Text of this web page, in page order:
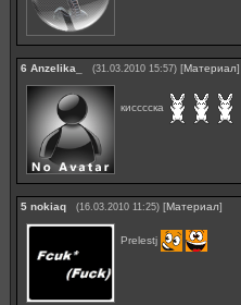
6 Anzelika_ (31.03.2010 15:57) [Материал]
кисссска
5 nokiaq (16.03.2010 11:25) [Материал]
Prelestj